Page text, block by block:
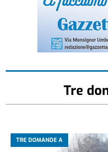
Tre
TRE DOMANDE A